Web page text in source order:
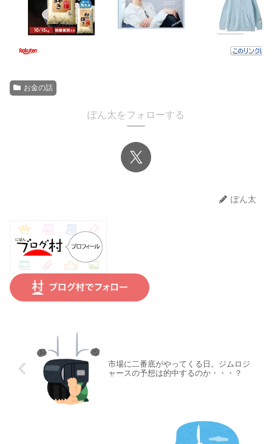
お金の話
ぽん太をフォローする
ぽん太
市場に二番底がやってくる日。ジムロジ
ャースの予想は的中するのか・・・？